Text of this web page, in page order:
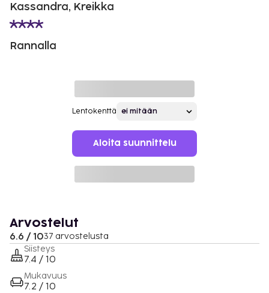
Kassandra, Kreikka
Rannalla
Lentokenttä
Aloita suunnittelu
Arvostelut
6.6 / 1037 arvostelusta
Siisteys
7.4 / 10
Mukavuus
7.2 / 10